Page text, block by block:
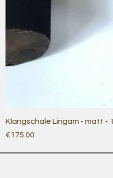
Klangschale Lingam - matt -
Price
€175.00